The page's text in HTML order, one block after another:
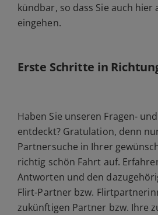
kündbar, so dass Sie auch hier
eingehen.
Erste Schritte in
Haben Sie unseren Fragen-
entdeckt? Gratulation, denn
Partnersuche in Ihrer
richtig schön Fahrt auf.
Antworten und den
Flirt-Partner bzw.
zukünftigen Partner bzw. Ihre